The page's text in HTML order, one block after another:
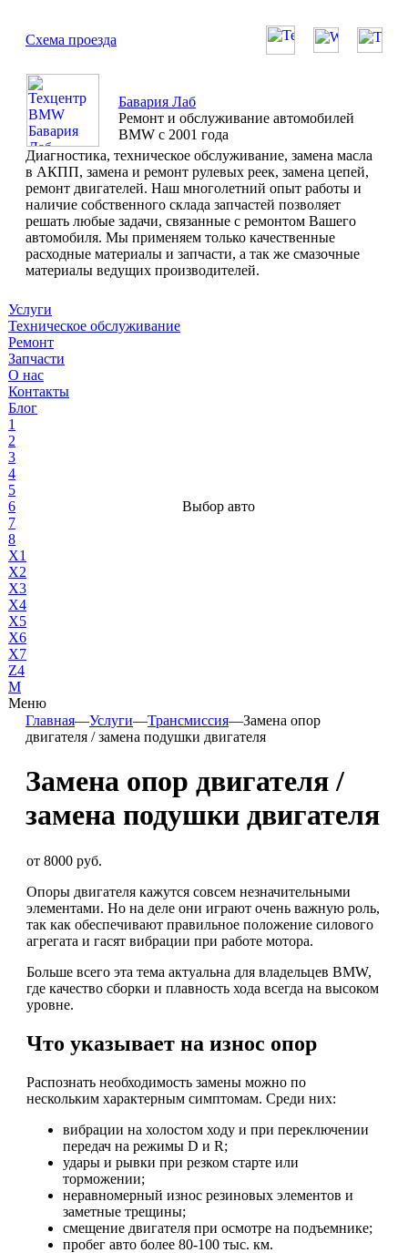
Схема проезда
Бавария Лаб
Ремонт и обслуживание автомобилей
BMW с 2001 года
Диагностика, техническое обслуживание, замена масла
в АКПП, замена и ремонт рулевых реек, замена цепей,
ремонт двигателей. Наш многолетний опыт работы и
наличие собственного склада запчастей позволяет
решать любые задачи, связанные с ремонтом Вашего
автомобиля. Мы применяем только качественные
расходные материалы и запчасти, а так же смазочные
материалы ведущих производителей.
Услуги
Техническое обслуживание
Ремонт
Запчасти
О нас
Контакты
Блог
1
2
3
4
5
6
7
8
X1
X2
X3
X4
X5
X6
X7
Z4
М
Меню
Выбор авто
Главная—Услуги—Трансмиссия—Замена опор
двигателя / замена подушки двигателя
Замена опор двигателя /
замена подушки двигателя
от 8000 руб.
Опоры двигателя кажутся совсем незначительными
элементами. Но на деле они играют очень важную роль,
так как обеспечивают правильное положение силового
агрегата и гасят вибрации при работе мотора.
Больше всего эта тема актуальна для владельцев BMW,
где качество сборки и плавность хода всегда на высоком
уровне.
Что указывает на износ опор
Распознать необходимость замены можно по
нескольким характерным симптомам. Среди них:
вибрации на холостом ходу и при переключении
передач на режимы D и R;
удары и рывки при резком старте или
торможении;
неравномерный износ резиновых элементов и
заметные трещины;
смещение двигателя при осмотре на подъемнике;
пробег авто более 80-100 тыс. км.